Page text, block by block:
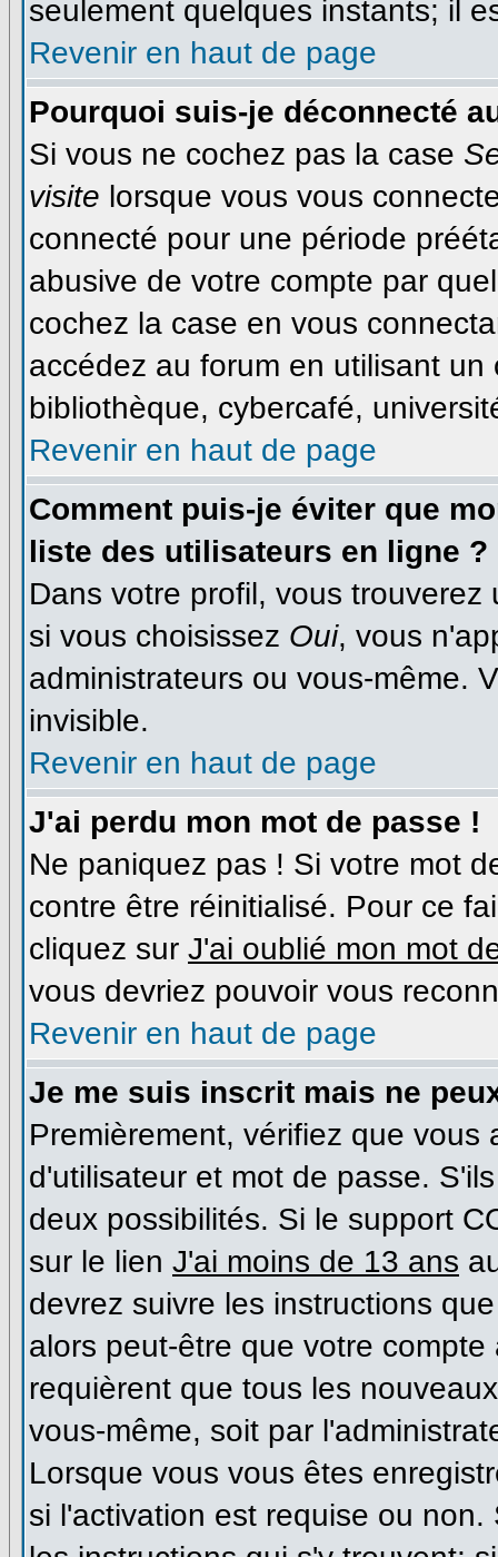
seulement quelques instants; il
Revenir en haut de page
Pourquoi suis-je déconnecté
Si vous ne cochez pas la case
visite lorsque vous vous
connecté pour une période
abusive de votre compte par
cochez la case en vous
accédez au forum en utilisant
bibliothèque, cybercafé,
Revenir en haut de page
Comment puis-je éviter que
liste des utilisateurs en ligne ?
Dans votre profil, vous
si vous choisissez Oui, vous
administrateurs ou vous-même.
invisible.
Revenir en haut de page
J'ai perdu mon mot de passe !
Ne paniquez pas ! Si votre mot
contre être réinitialisé. Pour ce
cliquez sur J'ai oublié mon mot
vous devriez pouvoir vous
Revenir en haut de page
Je me suis inscrit mais ne
Premièrement, vérifiez que
d'utilisateur et mot de passe.
deux possibilités. Si le support
sur le lien J'ai moins de 13 ans
devrez suivre les instructions
alors peut-être que votre
requièrent que tous les
vous-même, soit par
Lorsque vous vous êtes
si l'activation est requise ou